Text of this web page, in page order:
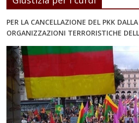
PER LA CANCELLAZIONE DEL PKK
ORGANIZZAZIONI TERRORISTICHE